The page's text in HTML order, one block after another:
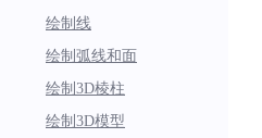
绘制线
绘制弧线和面
绘制3D棱柱
绘制3D模型